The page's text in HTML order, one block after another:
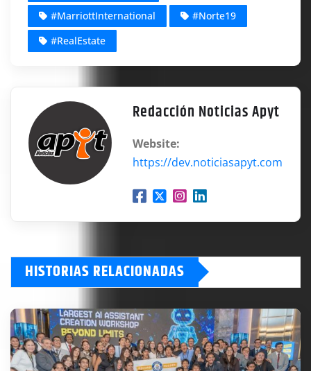
#MarriottInternational
#Norte19
#RealEstate
Redacción Noticias Apyt
Website:
https://dev.noticiasapyt.com
HISTORIAS RELACIONADAS